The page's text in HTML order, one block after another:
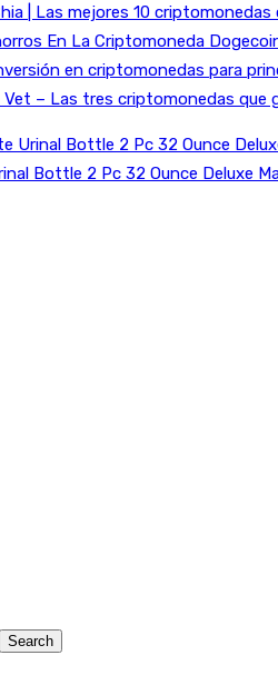
| Las mejores 10
En La Criptomoneda
en criptomonedas para
– Las tres criptomonedas que
Urinal Bottle 2 Pc 32 Ounce
Bottle 2 Pc 32 Ounce Deluxe